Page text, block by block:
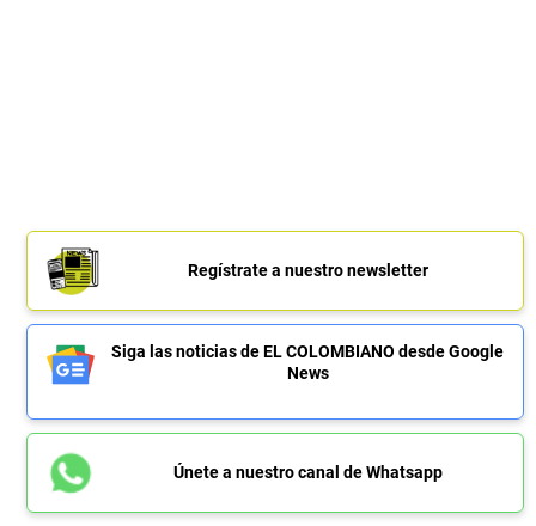
Regístrate a nuestro newsletter
Siga las noticias de EL COLOMBIANO desde Google
News
Únete a nuestro canal de Whatsapp